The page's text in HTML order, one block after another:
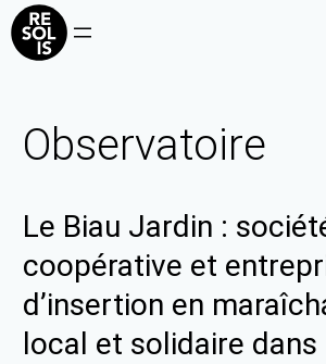
Observatoire
Le Biau Jardin :
coopérative et
d’insertion en
local et solidaire dans